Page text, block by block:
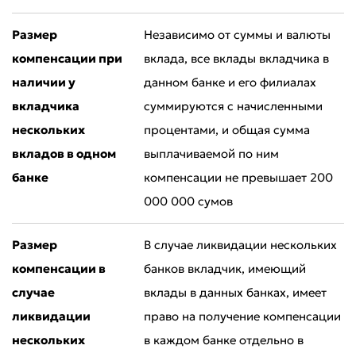
Размер
компенсации при
наличии у
вкладчика
нескольких
вкладов в одном
банке
Независимо от суммы и валюты
вклада, все вклады вкладчика в
данном банке и его филиалах
суммируются с начисленными
процентами, и общая сумма
выплачиваемой по ним
компенсации не превышает 200
000 000 сумов
Размер
компенсации в
случае
ликвидации
нескольких
В случае ликвидации нескольких
банков вкладчик, имеющий
вклады в данных банках, имеет
право на получение компенсации
в каждом банке отдельно в